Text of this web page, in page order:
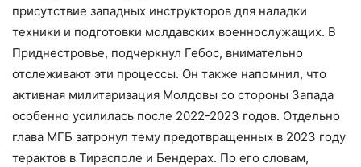
присутствие западных инструкторов для наладки
техники и подготовки молдавских военнослужащих. В
Приднестровье, подчеркнул Гебос, внимательно
отслеживают эти процессы. Он также напомнил, что
активная милитаризация Молдовы со стороны Запада
особенно усилилась после 2022-2023 годов. Отдельно
глава МГБ затронул тему предотвращенных в 2023 году
терактов в Тирасполе и Бендерах. По его словам,